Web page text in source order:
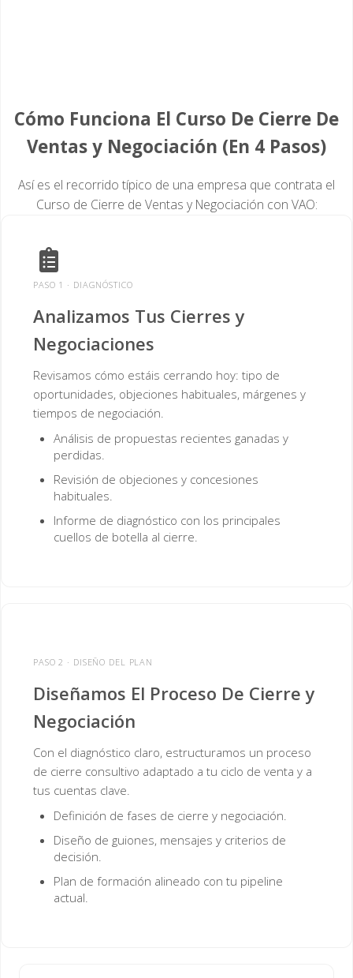
Cómo Funciona El Curso De Cierre De
Ventas y Negociación (En 4 Pasos)
Así es el recorrido típico de una empresa que contrata el
Curso de Cierre de Ventas y Negociación con VAO:
PASO 1 · DIAGNÓSTICO
Analizamos Tus Cierres y
Negociaciones
Revisamos cómo estáis cerrando hoy: tipo de
oportunidades, objeciones habituales, márgenes y
tiempos de negociación.
Análisis de propuestas recientes ganadas y
perdidas.
Revisión de objeciones y concesiones
habituales.
Informe de diagnóstico con los principales
cuellos de botella al cierre.
PASO 2 · DISEÑO DEL PLAN
Diseñamos El Proceso De Cierre y
Negociación
Con el diagnóstico claro, estructuramos un proceso
de cierre consultivo adaptado a tu ciclo de venta y a
tus cuentas clave.
Definición de fases de cierre y negociación.
Diseño de guiones, mensajes y criterios de
decisión.
Plan de formación alineado con tu pipeline
actual.